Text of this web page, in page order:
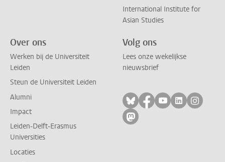
International Institute for
Asian Studies
Over ons
Werken bij de Universiteit
Leiden
Steun de Universiteit Leiden
Alumni
Impact
Leiden-Delft-Erasmus
Universities
Locaties
Volg ons
Lees onze wekelijkse
nieuwsbrief
Volg ons op bluesky
Volg ons op
Volg ons op
Volg ons
Volg
Volg ons op mastodon